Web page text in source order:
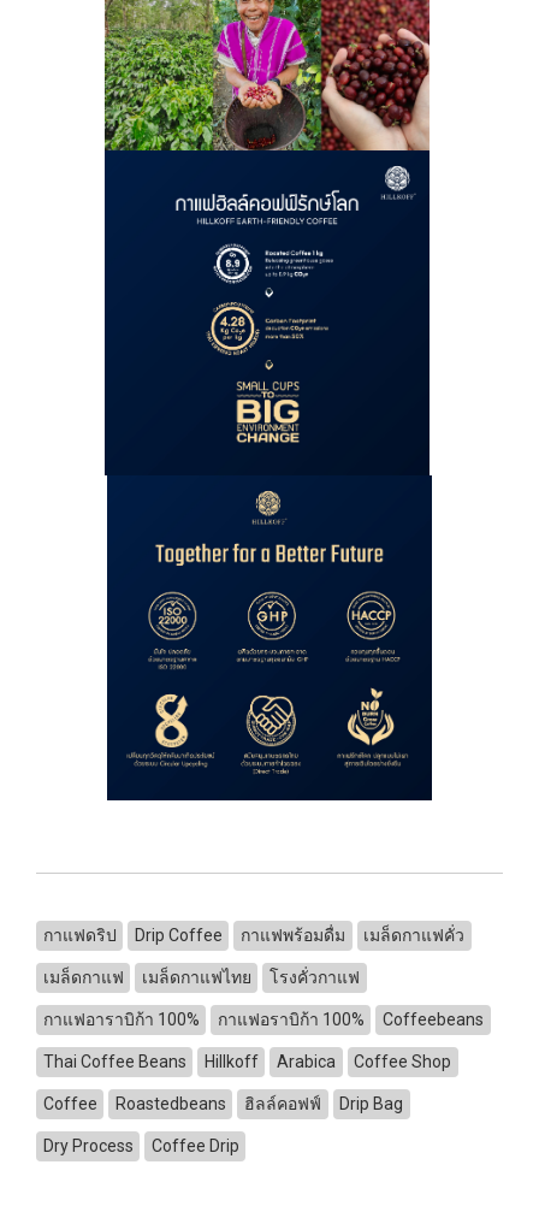
กาแฟดริป Drip Coffee กาแฟพร้อมดื่ม เมล็ดกาแฟคั่ว
เมล็ดกาแฟ เมล็ดกาแฟไทย โรงคั่วกาแฟ
กาแฟอาราบิก้า 100% กาแฟอราบิก้า 100% Coffeebeans
Thai Coffee Beans Hillkoff Arabica Coffee Shop
Coffee Roastedbeans ฮิลล์คอฟฟ์ Drip Bag
Dry Process Coffee Drip